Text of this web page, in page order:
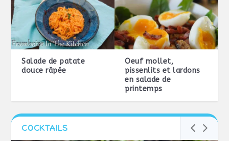
Salade de patate
douce râpée
Oeuf mollet,
pissenlits et lardons
en salade de
printemps
COCKTAILS